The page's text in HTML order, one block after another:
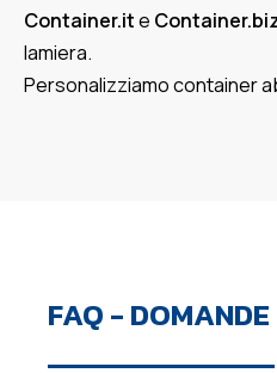
Container.ite
lamiera.
Personalizziamo container
FAQ - DOMANDE